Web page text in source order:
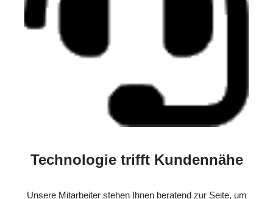
Technologie trifft Kundennähe
Unsere Mitarbeiter stehen Ihnen beratend zur Seite, um